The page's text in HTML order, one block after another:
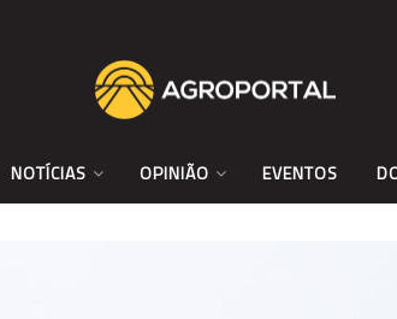
NOTÍCIAS OPINIÃO EVENTOS